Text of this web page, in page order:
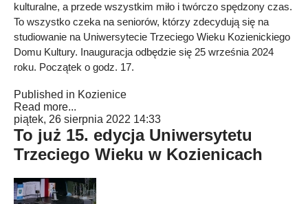
kulturalne, a przede wszystkim miło i twórczo spędzony czas.
To wszystko czeka na seniorów, którzy zdecydują się na
studiowanie na Uniwersytecie Trzeciego Wieku Kozienickiego
Domu Kultury. Inauguracja odbędzie się 25 września 2024
roku. Początek o godz. 17.
Published in Kozienice
Read more...
piątek, 26 sierpnia 2022 14:33
To już 15. edycja Uniwersytetu
Trzeciego Wieku w Kozienicach